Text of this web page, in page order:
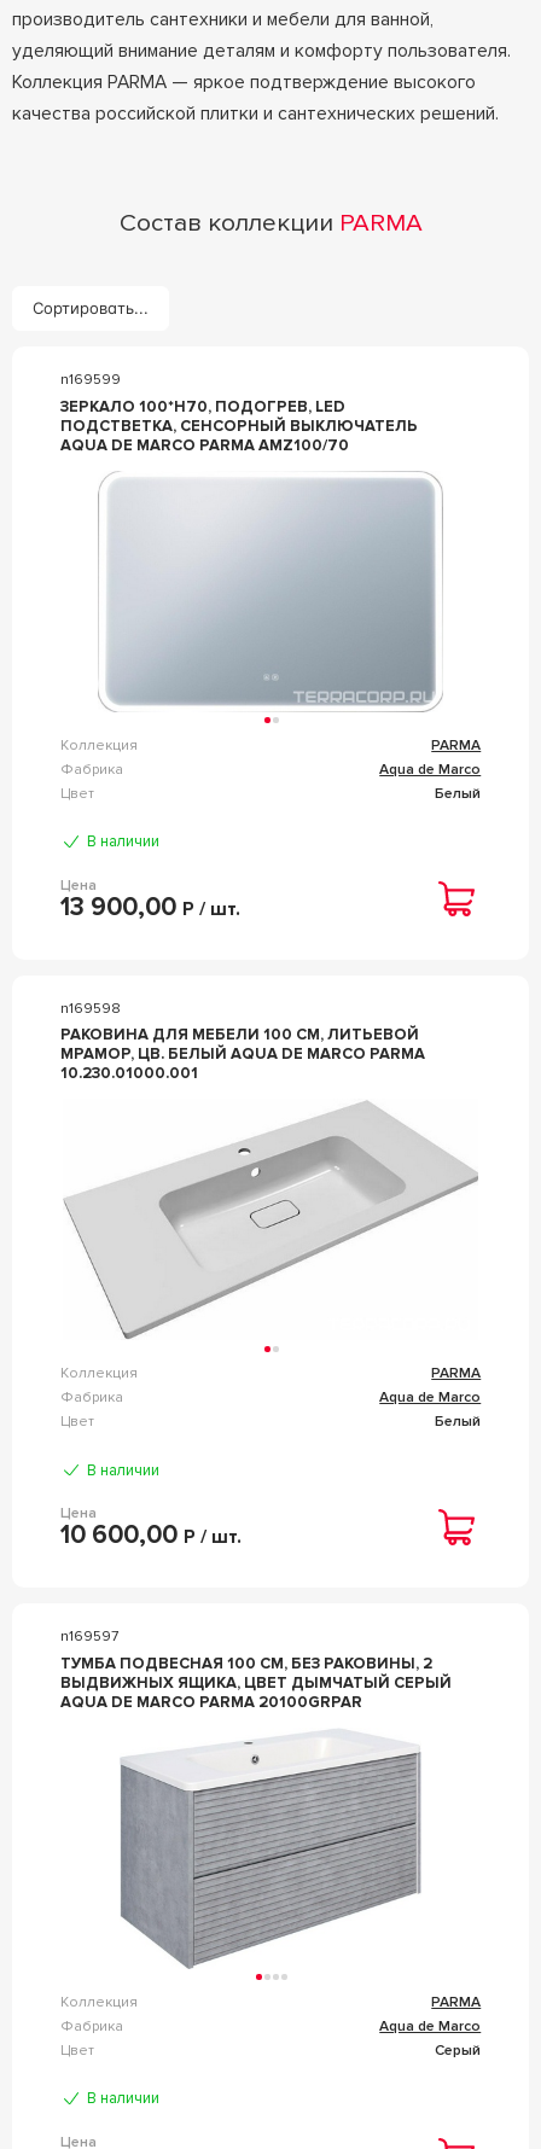
производитель сантехники и мебели для ванной,
уделяющий внимание деталям и комфорту пользователя.
Коллекция PARMA — яркое подтверждение высокого
качества российской плитки и сантехнических решений.
Состав коллекции PARMA
Сортировать...
n169599
ЗЕРКАЛО 100*H70, ПОДОГРЕВ, LED
ПОДСТВЕТКА, СЕНСОРНЫЙ ВЫКЛЮЧАТЕЛЬ
AQUA DE MARCO PARMA AMZ100/70
Коллекция
PARMA
Фабрика
Aqua de Marco
Цвет
Белый
В наличии
Цена
13 900,00 Р / шт.
n169598
РАКОВИНА ДЛЯ МЕБЕЛИ 100 СМ, ЛИТЬЕВОЙ
МРАМОР, ЦВ. БЕЛЫЙ AQUA DE MARCO PARMA
10.230.01000.001
Коллекция
PARMA
Фабрика
Aqua de Marco
Цвет
Белый
В наличии
Цена
10 600,00 Р / шт.
n169597
ТУМБА ПОДВЕСНАЯ 100 СМ, БЕЗ РАКОВИНЫ, 2
ВЫДВИЖНЫХ ЯЩИКА, ЦВЕТ ДЫМЧАТЫЙ СЕРЫЙ
AQUA DE MARCO PARMA 20100GRPAR
Коллекция
PARMA
Фабрика
Aqua de Marco
Цвет
Серый
В наличии
Цена